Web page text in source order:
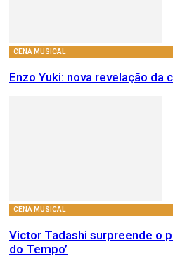
CENA MUSICAL
Enzo Yuki: nova revelação da
CENA MUSICAL
Victor Tadashi surpreende o
do Tempo’